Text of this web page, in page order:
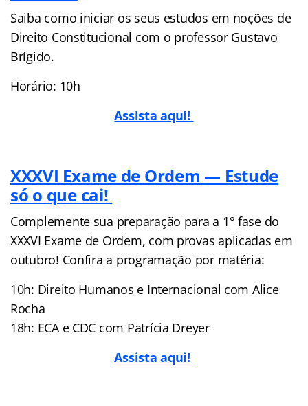
Saiba como iniciar os seus estudos em noções de
Direito Constitucional com o professor Gustavo
Brígido.
Horário: 10h
Assista aqui!
XXXVI Exame de Ordem — Estude
só o que cai!
Complemente sua preparação para a 1° fase do
XXXVI Exame de Ordem, com provas aplicadas em
outubro! Confira a programação por matéria:
10h: Direito Humanos e Internacional com Alice
Rocha
18h: ECA e CDC com Patrícia Dreyer
Assista aqui!